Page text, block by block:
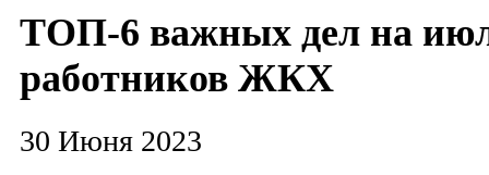
ТОП-6 важных дел на
работников ЖКХ
30 Июня 2023